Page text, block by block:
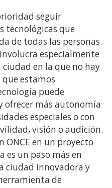
seguir
tecnológicas que
de todas las personas.
especialmente
ciudad en la que no hay
estamos
puede
ofrecer más autonomía
especiales o con
visión o audición.
ONCE en un proyecto
es un paso más en
ciudad innovadora y
de